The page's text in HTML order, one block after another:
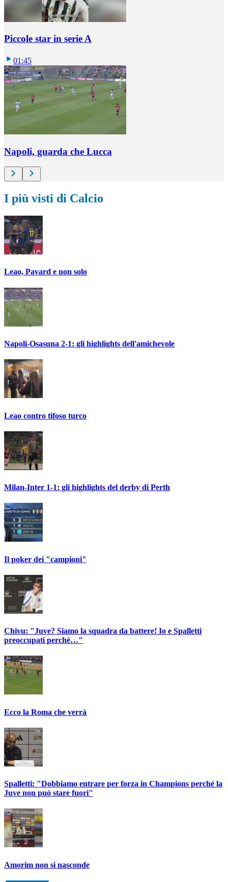
Piccole star in serie A
01:45
Napoli, guarda che Lucca
I più visti di Calcio
Leao, Pavard e non solo
Napoli-Osasuna 2-1: gli highlights dell'amichevole
Leao contro tifoso turco
Milan-Inter 1-1: gli highlights del derby di Perth
Il poker dei "campioni"
Chivu: "Juve? Siamo la squadra da battere! Io e Spalletti
preoccupati perché…"
Ecco la Roma che verrà
Spalletti: "Dobbiamo entrare per forza in Champions perché la
Juve non può stare fuori"
Amorim non si nasconde